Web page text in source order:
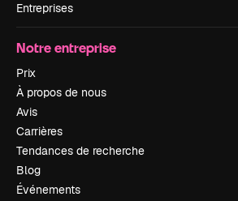
Entreprises
Notre entreprise
Prix
À propos de nous
Avis
Carrières
Tendances de recherche
Blog
Événements